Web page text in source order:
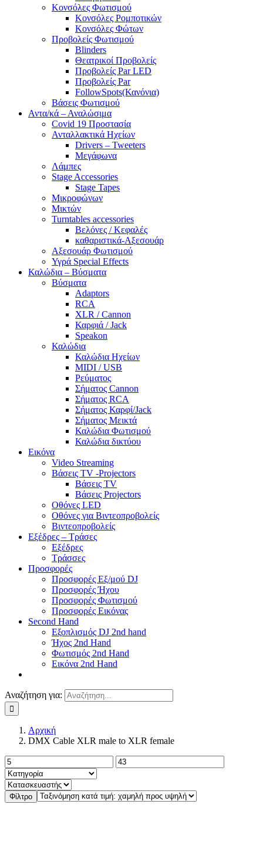
Κονσόλες Φωτισμού
Κονσόλες Ρομποτικών
Κονσόλες Φώτων
Προβολείς Φωτισμού
Blinders
Θεατρικοί Προβολείς
Προβολείς Par LED
Προβολείς Par
FollowSpots(Κανόνια)
Βάσεις Φωτισμού
Αντα/κά – Αναλώσιμα
Covid 19 Προστασία
Ανταλλακτικά Ηχείων
Drivers – Tweeters
Μεγάφωνα
Λάμπες
Stage Accessories
Stage Tapes
Μικροφώνων
Μικτών
Turntables accessories
Βελόνες / Κεφαλές
καθαριστικά-Αξεσουάρ
Αξεσουάρ Φωτισμού
Υγρά Special Effects
Καλώδια – Βύσματα
Βύσματα
Adaptors
RCA
XLR / Cannon
Καρφιά / Jack
Speakon
Καλώδια
Καλώδια Ηχείων
MIDI / USB
Ρεύματος
Σήματος Cannon
Σήματος RCA
Σήματος Καρφί/Jack
Σήματος Μεικτά
Καλώδια Φωτισμού
Καλώδια δικτύου
Εικόνα
Video Streaming
Βάσεις TV -Projectors
Βάσεις TV
Βάσεις Projectors
Οθόνες LED
Οθόνες για Βιντεοπροβολείς
Βιντεοπροβολείς
Εξέδρες – Τράσες
Εξέδρες
Τράσσες
Προσφορές
Προσφορές Εξ/μού DJ
Προσφορές Ήχου
Προσφορές Φωτισμού
Προσφορές Εικόνας
Second Hand
Εξοπλισμός DJ 2nd hand
Ήχος 2nd Hand
Φωτισμός 2nd Hand
Εικόνα 2nd Hand
Αναζήτηση για:
Αρχική
DMX Cable XLR male to XLR female
Φίλτρο